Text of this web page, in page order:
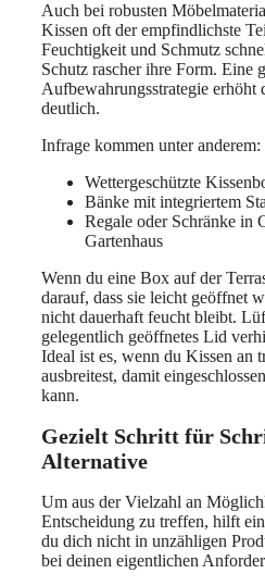
Auch bei robusten
Kissen oft der empfindlichste
Feuchtigkeit und Schmutz
Schutz rascher ihre Form. Eine
Aufbewahrungsstrategie erhöht
deutlich.
Infrage kommen unter anderem:
Wettergeschützte
Bänke mit integriertem
Regale oder Schränke in
Gartenhaus
Wenn du eine Box auf der
darauf, dass sie leicht geöffnet
nicht dauerhaft feucht bleibt.
gelegentlich geöffnetes Lid
Ideal ist es, wenn du Kissen an
ausbreitest, damit
kann.
Gezielt Schritt für
Alternative
Um aus der Vielzahl an
Entscheidung zu treffen, hilft
du dich nicht in unzähligen
bei deinen eigentlichen